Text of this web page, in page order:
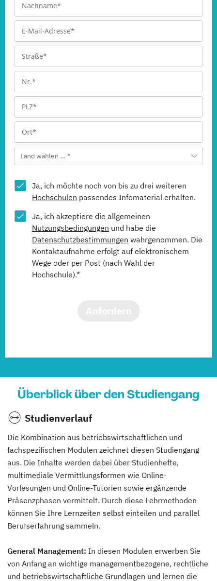
Land wählen ... *
Ja, ich möchte noch von bis zu drei weiteren
Hochschulen passendes Infomaterial erhalten.
Ja, ich akzeptiere die allgemeinen
Nutzungsbedingungen und habe die
Datenschutzbestimmungen wahrgenommen. Die
Kontaktaufnahme erfolgt auf elektronischem
Wege oder per Post (nach Wahl der
Hochschule).*
Überblick über den Studiengang
Studienverlauf
Die Kombination aus betriebswirtschaftlichen und
fachspezifischen Modulen zeichnet diesen Studiengang
aus. Die Inhalte werden dabei über Studienhefte,
multimediale Vermittlungsformen wie Online-
Vorlesungen und Online-Tutorien sowie ergänzende
Präsenzphasen vermittelt. Durch diese Lehrmethoden
können Sie Ihre Lernzeiten selbst einteilen und parallel
Berufserfahrung sammeln.
General Management: In diesen Modulen erwerben Sie
von Anfang an wichtige managementbezogene, rechtliche
und betriebswirtschaftliche Grundlagen und lernen die